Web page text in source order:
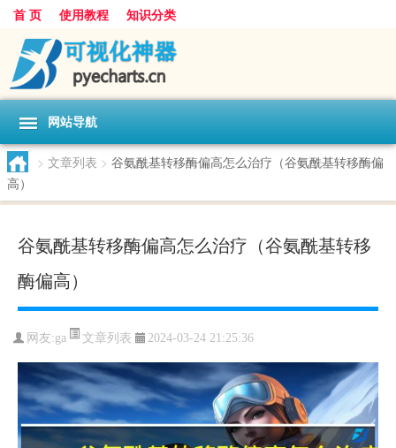
首 页 使用教程 知识分类
网站导航
> 文章列表 > 谷氨酰基转移酶偏高怎么治疗（谷氨酰基转移酶偏
高）
谷氨酰基转移酶偏高怎么治疗（谷氨酰基转移
酶偏高）
网友:ga 文章列表 2024-03-24 21:25:36